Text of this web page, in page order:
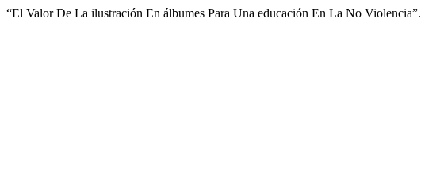
“El Valor De La ilustración En álbumes Para Una educación En La No Violencia”.